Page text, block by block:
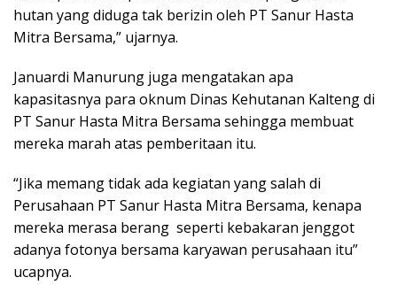
hutan yang diduga tak berizin oleh PT Sanur Hasta
Mitra Bersama,” ujarnya.
Januardi Manurung juga mengatakan apa
kapasitasnya para oknum Dinas Kehutanan Kalteng di
PT Sanur Hasta Mitra Bersama sehingga membuat
mereka marah atas pemberitaan itu.
“Jika memang tidak ada kegiatan yang salah di
Perusahaan PT Sanur Hasta Mitra Bersama, kenapa
mereka merasa berang seperti kebakaran jenggot
adanya fotonya bersama karyawan perusahaan itu”
ucapnya.